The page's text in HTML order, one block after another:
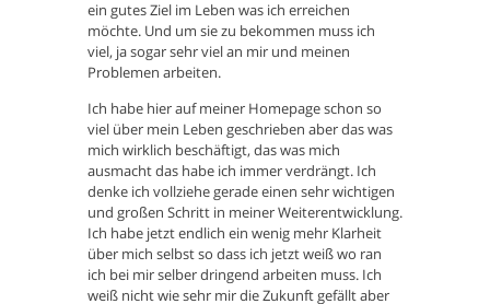
ein gutes Ziel im Leben was ich erreichen
möchte. Und um sie zu bekommen muss ich
viel, ja sogar sehr viel an mir und meinen
Problemen arbeiten.
Ich habe hier auf meiner Homepage schon so
viel über mein Leben geschrieben aber das was
mich wirklich beschäftigt, das was mich
ausmacht das habe ich immer verdrängt. Ich
denke ich vollziehe gerade einen sehr wichtigen
und großen Schritt in meiner Weiterentwicklung.
Ich habe jetzt endlich ein wenig mehr Klarheit
über mich selbst so dass ich jetzt weiß wo ran
ich bei mir selber dringend arbeiten muss. Ich
weiß nicht wie sehr mir die Zukunft gefällt aber